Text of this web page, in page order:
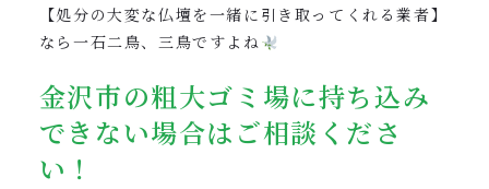
【処分の大変な仏壇を一緒に引き取ってくれる業者】
なら一石二鳥、三鳥ですよね
金沢市の粗大ゴミ場に持ち込み
できない場合はご相談くださ
い！